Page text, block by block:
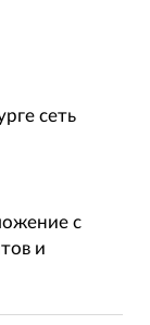
сеть
с
и